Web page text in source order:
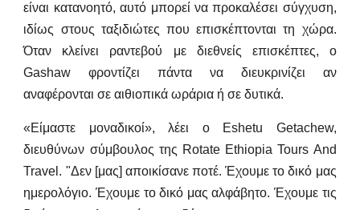
είναι κατανοητό, αυτό μπορεί να προκαλέσει σύγχυση,
ιδίως στους ταξιδιώτες που επισκέπτονται τη χώρα.
Όταν κλείνει ραντεβού με διεθνείς επισκέπτες, ο
Gashaw φροντίζει πάντα να διευκρινίζει αν
αναφέρονται σε αιθιοπικά ωράρια ή σε δυτικά.
«Είμαστε μοναδικοί», λέει ο Eshetu Getachew,
διευθύνων σύμβουλος της Rotate Ethiopia Tours And
Travel. "Δεν [μας] αποικίσανε ποτέ. Έχουμε το δικό μας
ημερολόγιο. Έχουμε το δικό μας αλφάβητο. Έχουμε τις